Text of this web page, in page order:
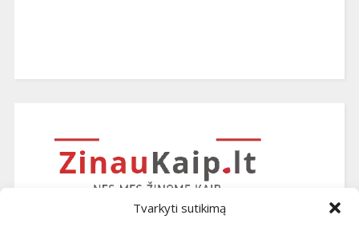
Tvarkyti sutikimą